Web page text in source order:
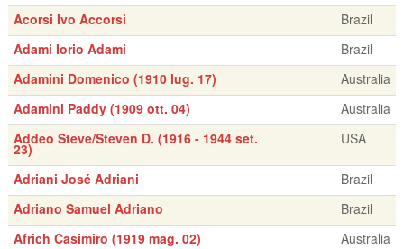
Acorsi Ivo Accorsi
Brazil
Adami Iorio Adami
Brazil
Adamini Domenico (1910 lug. 17)
Australia
Adamini Paddy (1909 ott. 04)
Australia
Addeo Steve/Steven D. (1916 - 1944 set.
23)
USA
Adriani José Adriani
Brazil
Adriano Samuel Adriano
Brazil
Africh Casimiro (1919 mag. 02)
Australia